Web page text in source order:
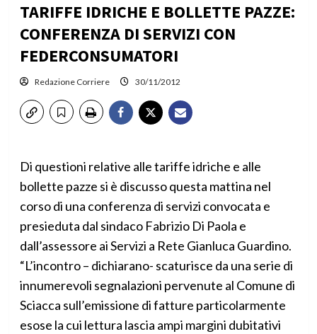
TARIFFE IDRICHE E BOLLETTE PAZZE:
CONFERENZA DI SERVIZI CON
FEDERCONSUMATORI
Redazione Corriere 30/11/2012
Di questioni relative alle tariffe idriche e alle
bollette pazze si è discusso questa mattina nel
corso di una conferenza di servizi convocata e
presieduta dal sindaco Fabrizio Di Paola e
dall’assessore ai Servizi a Rete Gianluca Guardino.
“L’incontro – dichiarano- scaturisce da una serie di
innumerevoli segnalazioni pervenute al Comune di
Sciacca sull’emissione di fatture particolarmente
esose la cui lettura lascia ampi margini dubitativi